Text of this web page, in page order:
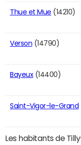
Thue et Mue (14210)
Verson (14790)
Bayeux(14400)
Saint-Vigor-le-Grand
Les habitants de